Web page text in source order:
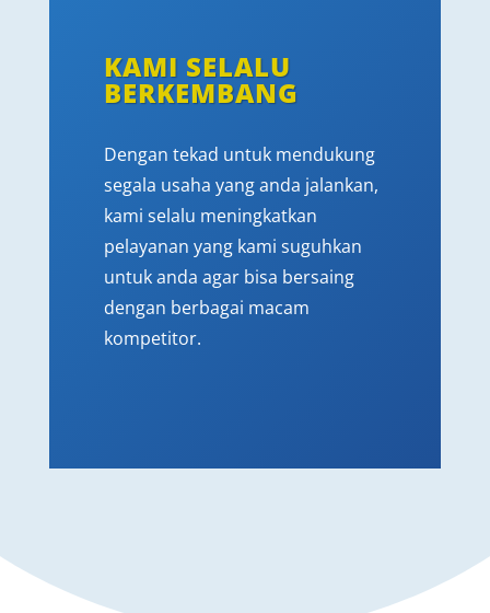
KAMI SELALU
BERKEMBANG
Dengan tekad untuk mendukung
segala usaha yang anda jalankan,
kami selalu meningkatkan
pelayanan yang kami suguhkan
untuk anda agar bisa bersaing
dengan berbagai macam
kompetitor.